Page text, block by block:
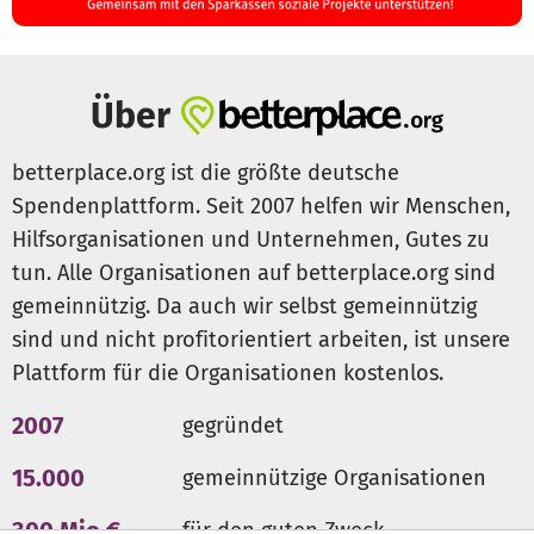
Über
betterplace.org ist die größte deutsche
Spendenplattform. Seit 2007 helfen wir Menschen,
Hilfsorganisationen und Unternehmen, Gutes zu
tun. Alle Organisationen auf betterplace.org sind
gemeinnützig. Da auch wir selbst gemeinnützig
sind und nicht profitorientiert arbeiten, ist unsere
Plattform für die Organisationen kostenlos.
2007 gegründet
15.000 gemeinnützige Organisationen